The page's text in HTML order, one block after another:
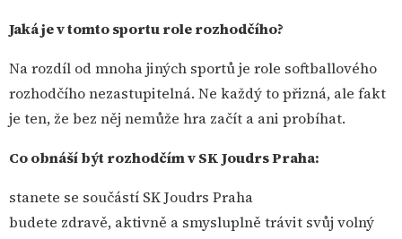
Jaká je v tomto sportu role rozhodčího?
Na rozdíl od mnoha jiných sportů je role softballového
rozhodčího nezastupitelná. Ne každý to přizná, ale fakt
je ten, že bez něj nemůže hra začít a ani probíhat.
Co obnáší být rozhodčím v SK Joudrs Praha:
stanete se součástí SK Joudrs Praha
budete zdravě, aktivně a smysluplně trávit svůj volný